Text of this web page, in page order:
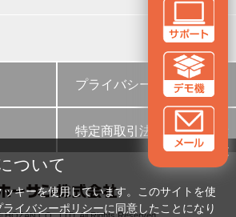
プライバシーポリシー
特定商取引法に基づく表示
✕
ついて
キーを使用しています。このサイトを使
ライバシーポリシーに同意したことになり